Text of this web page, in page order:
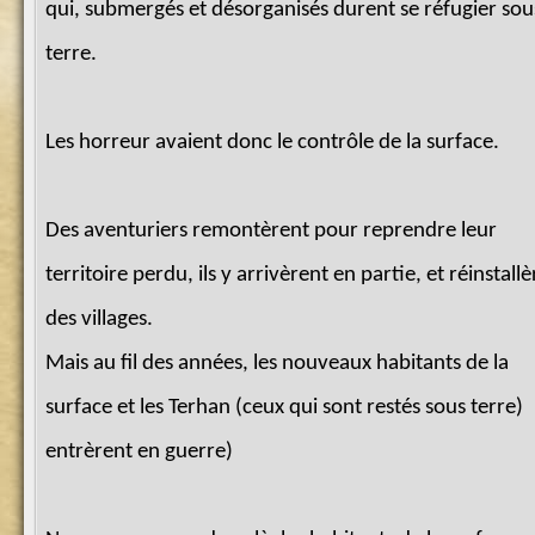
qui, submergés et désorganisés durent se réfugier
terre.
Les horreur avaient donc le contrôle de la surface.
Des aventuriers remontèrent pour reprendre leur
territoire perdu, ils y arrivèrent en partie, et
des villages.
Mais au fil des années, les nouveaux habitants de la
surface et les Terhan (ceux qui sont restés sous terre)
entrèrent en guerre)